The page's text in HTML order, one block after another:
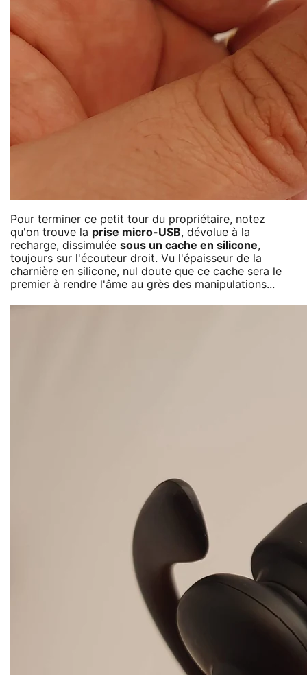
Pour terminer ce petit tour du propriétaire, notez
qu'on trouve la prise micro-USB, dévolue à la
recharge, dissimulée sous un cache en silicone,
toujours sur l'écouteur droit. Vu l'épaisseur de la
charnière en silicone, nul doute que ce cache sera le
premier à rendre l'âme au grès des manipulations...